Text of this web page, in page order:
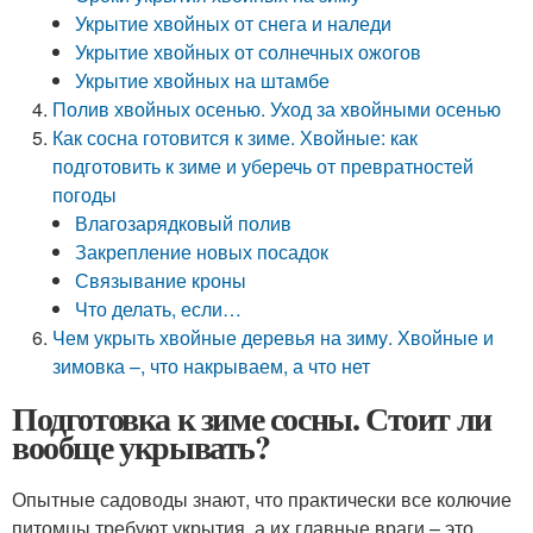
Укрытие хвойных от снега и наледи
Укрытие хвойных от солнечных ожогов
Укрытие хвойных на штамбе
Полив хвойных осенью. Уход за хвойными осенью
Как сосна готовится к зиме. Хвойные: как
подготовить к зиме и уберечь от превратностей
погоды
Влагозарядковый полив
Закрепление новых посадок
Связывание кроны
Что делать, если…
Чем укрыть хвойные деревья на зиму. Хвойные и
зимовка –, что накрываем, а что нет
Подготовка к зиме сосны. Стоит ли
вообще укрывать?
Опытные садоводы знают, что практически все колючие